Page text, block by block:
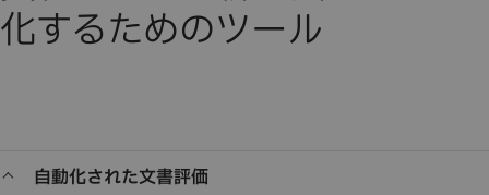
化するためのツール
自動化された文書評価